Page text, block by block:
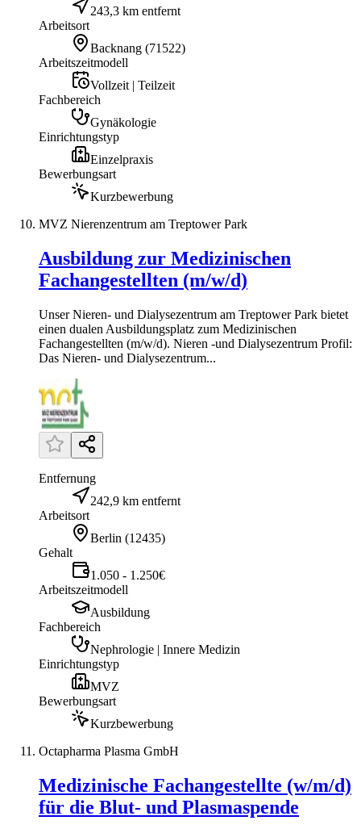
243,3 km entfernt
Arbeitsort
Backnang (71522)
Arbeitszeitmodell
Vollzeit | Teilzeit
Fachbereich
Gynäkologie
Einrichtungstyp
Einzelpraxis
Bewerbungsart
Kurzbewerbung
MVZ Nierenzentrum am Treptower Park
Ausbildung zur Medizinischen
Fachangestellten (m/w/d)
Unser Nieren- und Dialysezentrum am Treptower Park bietet
einen dualen Ausbildungsplatz zum Medizinischen
Fachangestellten (m/w/d). Nieren -und Dialysezentrum Profil:
Das Nieren- und Dialysezentrum...
Entfernung
242,9 km entfernt
Arbeitsort
Berlin (12435)
Gehalt
1.050 - 1.250€
Arbeitszeitmodell
Ausbildung
Fachbereich
Nephrologie | Innere Medizin
Einrichtungstyp
MVZ
Bewerbungsart
Kurzbewerbung
Octapharma Plasma GmbH
Medizinische Fachangestellte (w/m/d)
für die Blut- und Plasmaspende